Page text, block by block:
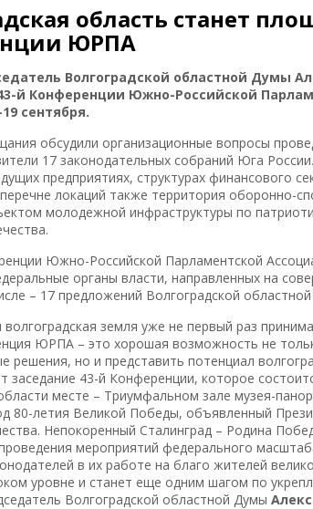
область станет
ЮРПА
Волгоградской областной Думы
й Конференции Южно-Российской
сентября.
обсудили организационные вопросы
17 законодательных собраний Юга
предприятиях, структурах финансового
локаций также территория оборонно-
молодежной инфраструктуры по
Южно-Российской Парламентской
органы власти, направленных на
– 17 предложений Волгоградской
волгоградская земля уже не первый раз
ЮРПА – это хорошая возможность не
решения, но и представить потенциал
заседание 43-й Конференции, которое
месте – Триумфальном зале музея-
80-летия Великой Победы, объявленный
Непокоренный Сталинград – Родина
мероприятий федерального
в их работе на благо жителей
уровне и станет еще одним шагом по
Волгоградской областной Думы